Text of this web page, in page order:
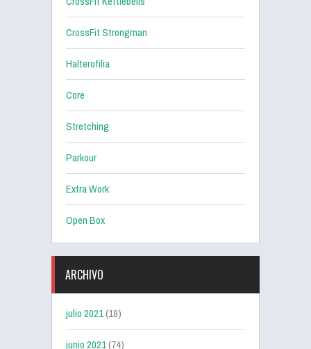
CrossFit Strongman
Halterofilia
Core
Stretching
Parkour
Extra Work
Open Box
ARCHIVO
julio 2021(18)
junio 2021(74)